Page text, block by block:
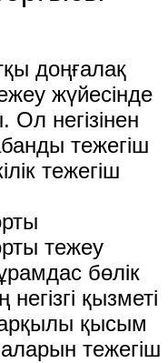
доңғалақ
​​жүйесінде
негізінен
тежегіш
тежегіш
тежеу
бөлік
қызметі
қысым
тежегіш